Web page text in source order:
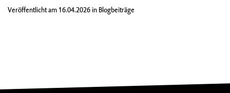
Veröffentlicht am 16.04.2026in Blogbeiträge